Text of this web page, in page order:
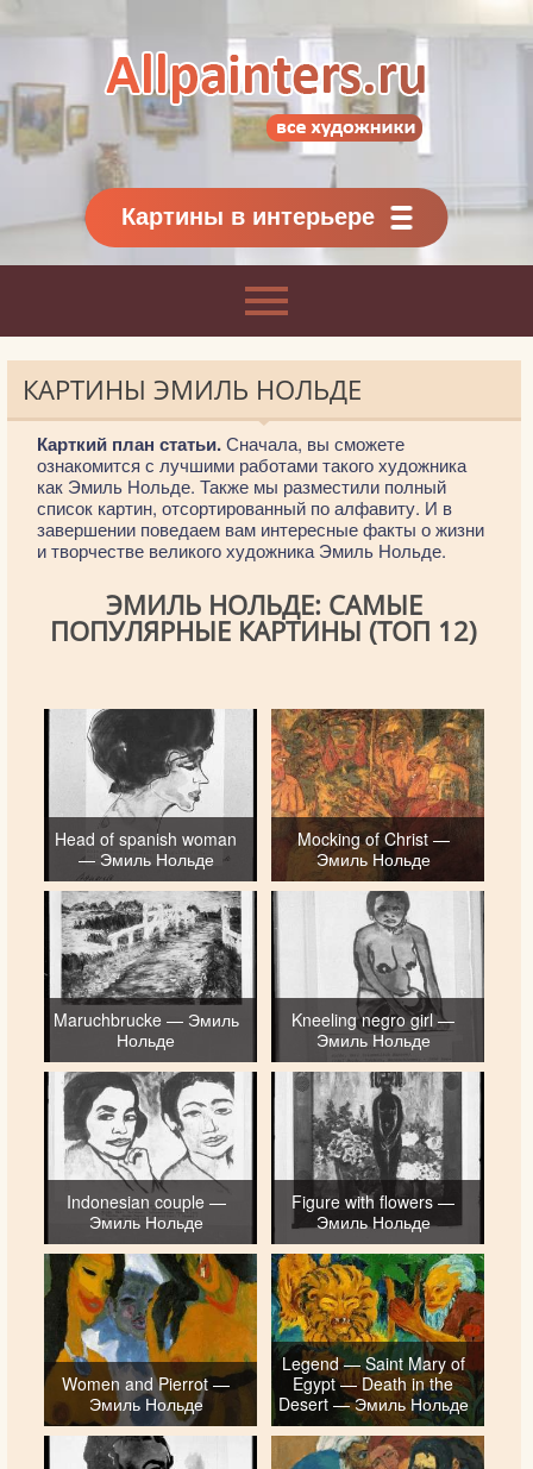
Картины классиков
и современников
Картины в интерьере
КАРТИНЫ ЭМИЛЬ НОЛЬДЕ
Карткий план статьи.Сначала, вы сможете
ознакомится с лучшими работами такого художника
как Эмиль Нольде. Также мы разместили полный
список картин, отсортированный по алфавиту. И в
завершении поведаем вам интересные факты о жизни
и творчестве великого художника Эмиль Нольде.
ЭМИЛЬ НОЛЬДЕ: САМЫЕ
ПОПУЛЯРНЫЕ КАРТИНЫ (ТОП 12)
Head of spanish woman
— Эмиль Нольде
Mocking of Christ —
Эмиль Нольде
Maruchbrucke — Эмиль
Нольде
Kneeling negro girl —
Эмиль Нольде
Indonesian couple —
Эмиль Нольде
Figure with flowers —
Эмиль Нольде
Women and Pierrot —
Эмиль Нольде
Legend — Saint Mary of
Egypt — Death in the
Desert — Эмиль Нольде